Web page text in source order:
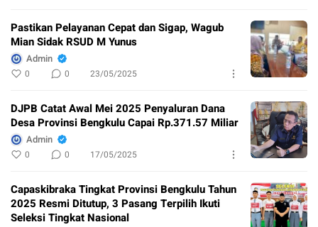
Pastikan Pelayanan Cepat dan Sigap, Wagub
Mian Sidak RSUD M Yunus
Admin
0 0 23/05/2025
DJPB Catat Awal Mei 2025 Penyaluran Dana
Desa Provinsi Bengkulu Capai Rp.371.57 Miliar
Admin
0 0 17/05/2025
Capaskibraka Tingkat Provinsi Bengkulu Tahun
2025 Resmi Ditutup, 3 Pasang Terpilih Ikuti
Seleksi Tingkat Nasional